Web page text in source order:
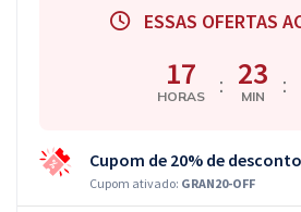
ESSAS OFERTAS
17
HORAS : 23
MIN :
Cupom de 20% de desconto
Cupom ativado: GRAN20-OFF